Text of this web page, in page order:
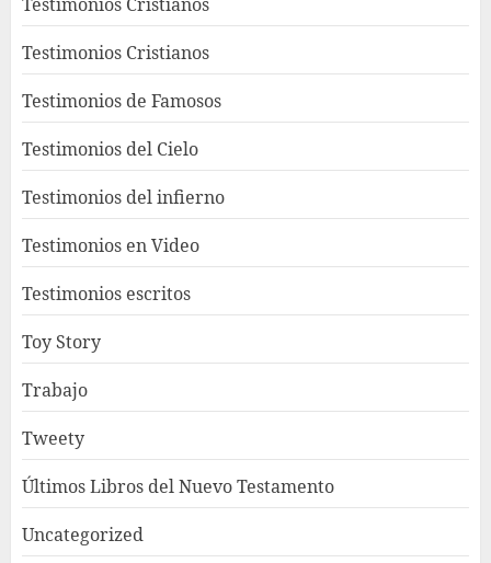
Testimonios Cristianos
Testimonios de Famosos
Testimonios del Cielo
Testimonios del infierno
Testimonios en Video
Testimonios escritos
Toy Story
Trabajo
Tweety
Últimos Libros del Nuevo Testamento
Uncategorized